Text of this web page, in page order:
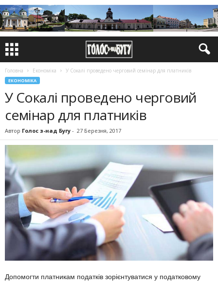
Головна Економіка У Сокалі проведено черговий семінар для платників
ЕКОНОМІКА
У Сокалі проведено черговий
семінар для платників
Автор Голос з-над Бугу - 27 Березня, 2017
Допомогти платникам податків зорієнтуватися у податковому